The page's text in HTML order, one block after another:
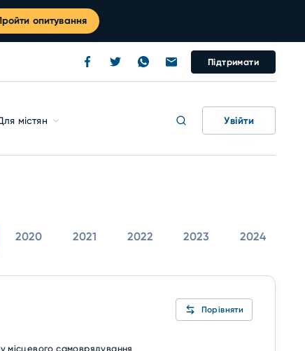
опитування
Підтримати
містян Увійти
2020 2021 2022 2023 2024
Порівняти
місцевого самоврядування